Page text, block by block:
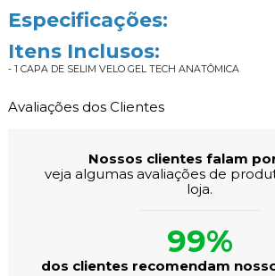
Especificações:
Itens Inclusos:
- 1 CAPA DE SELIM VELO GEL TECH ANATÔMICA
Avaliações dos Clientes
Nossos clientes falam
veja algumas avaliações de
loja.
99%
dos clientes recomendam